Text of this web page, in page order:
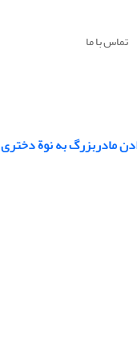
تماس با ما
مادربزرگ به نوة دختری